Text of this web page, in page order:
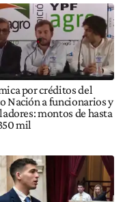
por créditos del
Nación a funcionarios y
montos de hasta
mil